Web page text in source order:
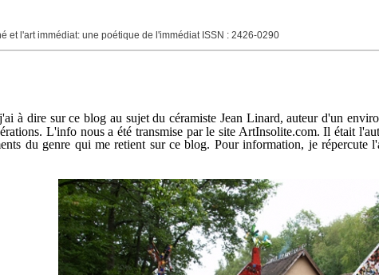
et l'art immédiat: une poétique de l'immédiat ISSN : 2426-0290
à dire sur ce blog au sujet du céramiste Jean Linard, auteur d'un
L'info nous a été transmise par le site ArtInsolite.com. Il était
du genre qui me retient sur ce blog. Pour information, je répercute